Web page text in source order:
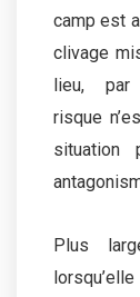
camp est
clivage
lieu, par
risque
situation
Plus